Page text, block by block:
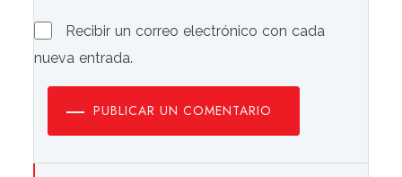
Recibir un correo electrónico con cada
nueva entrada.
PUBLICAR UN COMENTARIO